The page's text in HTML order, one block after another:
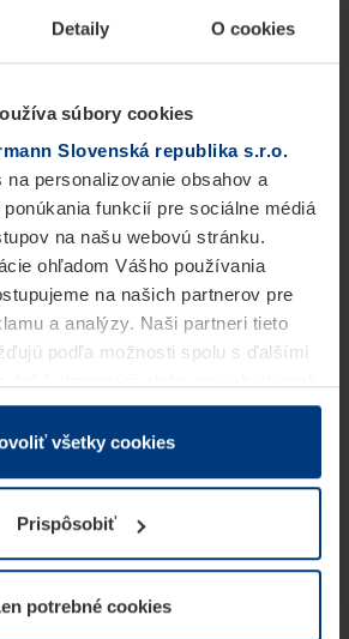
Detaily O cookies
súbory cookies
Slovenská republika s.r.o.
personalizovanie obsahov a
funkcií pre sociálne médiá
na našu webovú stránku.
ohľadom Vášho používania
na našich partnerov pre
a analýzy. Naši partneri tieto
podľa možnosti spolu s ďalšími
služieb.
môžeme cookies ukladať na Vašom
Pre všetky ostatné typy cookie
Vaše povolenie môžete
odvolať vo vysvetlení cookie
všetky cookies
Prispôsobiť
potrebné cookies